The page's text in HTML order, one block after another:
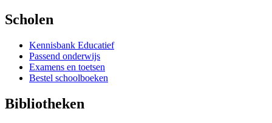
Scholen
Kennisbank Educatief
Passend onderwijs
Examens en toetsen
Bestel schoolboeken
Bibliotheken